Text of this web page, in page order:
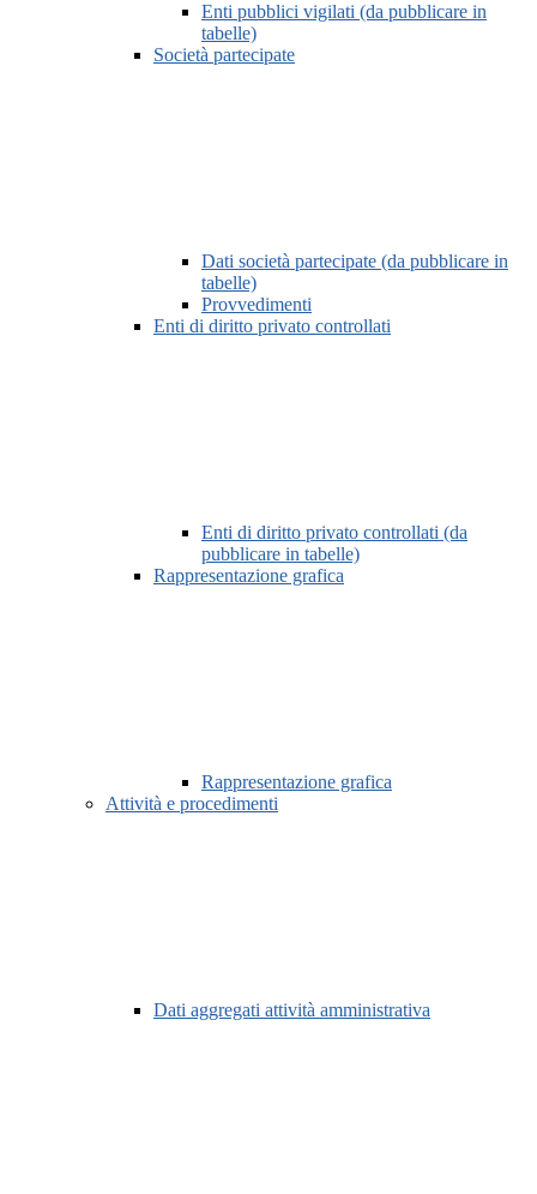
Enti pubblici vigilati (da pubblicare in
tabelle)
Società partecipate
Dati società partecipate (da pubblicare in
tabelle)
Provvedimenti
Enti di diritto privato controllati
Enti di diritto privato controllati (da
pubblicare in tabelle)
Rappresentazione grafica
Rappresentazione grafica
Attività e procedimenti
Dati aggregati attività amministrativa